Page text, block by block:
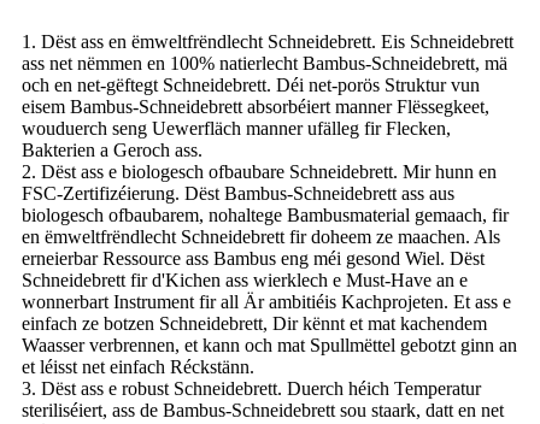
1. Dëst ass en ëmweltfrëndlecht Schneidebrett. Eis Schneidebrett
ass net nëmmen en 100% natierlecht Bambus-Schneidebrett, mä
och en net-gëftegt Schneidebrett. Déi net-porös Struktur vun
eisem Bambus-Schneidebrett absorbéiert manner Flëssegkeet,
wouduerch seng Uewerfläch manner ufälleg fir Flecken,
Bakterien a Geroch ass.
2. Dëst ass e biologesch ofbaubare Schneidebrett. Mir hunn en
FSC-Zertifizéierung. Dëst Bambus-Schneidebrett ass aus
biologesch ofbaubarem, nohaltege Bambusmaterial gemaach, fir
en ëmweltfrëndlecht Schneidebrett fir doheem ze maachen. Als
erneierbar Ressource ass Bambus eng méi gesond Wiel. Dëst
Schneidebrett fir d'Kichen ass wierklech e Must-Have an e
wonnerbart Instrument fir all Är ambitiéis Kachprojeten. Et ass e
einfach ze botzen Schneidebrett, Dir kënnt et mat kachendem
Waasser verbrennen, et kann och mat Spullmëttel gebotzt ginn an
et léisst net einfach Réckstänn.
3. Dëst ass e robust Schneidebrett. Duerch héich Temperatur
steriliséiert, ass de Bambus-Schneidebrett sou staark, datt en net